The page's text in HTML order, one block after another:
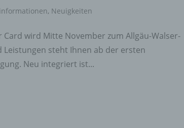
, Neuigkeiten
wird Mitte November zum Allgäu-Walser-
Leistungen steht Ihnen ab der ersten
Neu integriert ist...